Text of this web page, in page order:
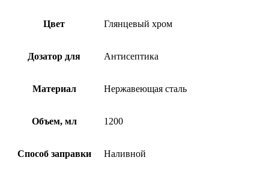
Цвет Глянцевый хром
Дозатор для Антисептика
Материал Нержавеющая сталь
Объем, мл 1200
Способ заправки Наливной